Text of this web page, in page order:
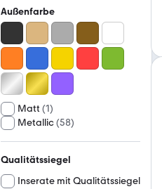
Außenfarbe
Matt (1)
Metallic(58)
Qualitätssiegel
Inserate mit Qualitätssiegel